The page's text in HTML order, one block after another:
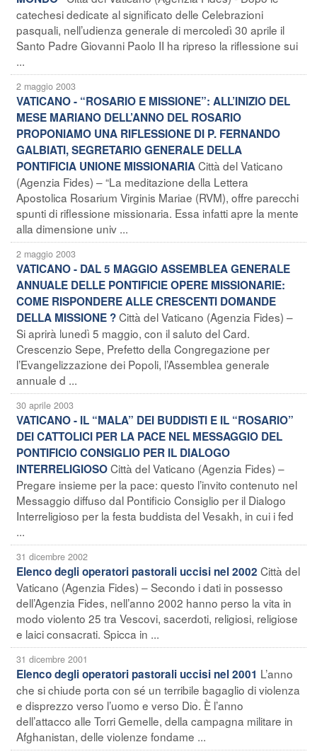
catechesi dedicate al significato delle Celebrazioni
pasquali, nell’udienza generale di mercoledì 30 aprile il
Santo Padre Giovanni Paolo II ha ripreso la riflessione sui
...
2 maggio 2003
VATICANO - “ROSARIO E MISSIONE”: ALL’INIZIO DEL
MESE MARIANO DELL’ANNO DEL ROSARIO
PROPONIAMO UNA RIFLESSIONE DI P. FERNANDO
GALBIATI, SEGRETARIO GENERALE DELLA
PONTIFICIA UNIONE MISSIONARIACittà del Vaticano
(Agenzia Fides) – “La meditazione della Lettera
Apostolica Rosarium Virginis Mariae (RVM), offre parecchi
spunti di riflessione missionaria. Essa infatti apre la mente
alla dimensione univ ...
2 maggio 2003
VATICANO - DAL 5 MAGGIO ASSEMBLEA GENERALE
ANNUALE DELLE PONTIFICIE OPERE MISSIONARIE:
COME RISPONDERE ALLE CRESCENTI DOMANDE
DELLA MISSIONE ?Città del Vaticano (Agenzia Fides) –
Si aprirà lunedì 5 maggio, con il saluto del Card.
Crescenzio Sepe, Prefetto della Congregazione per
l’Evangelizzazione dei Popoli, l’Assemblea generale
annuale d ...
30 aprile 2003
VATICANO - IL “MALA” DEI BUDDISTI E IL “ROSARIO”
DEI CATTOLICI PER LA PACE NEL MESSAGGIO DEL
PONTIFICIO CONSIGLIO PER IL DIALOGO
INTERRELIGIOSOCittà del Vaticano (Agenzia Fides) –
Pregare insieme per la pace: questo l’invito contenuto nel
Messaggio diffuso dal Pontificio Consiglio per il Dialogo
Interreligioso per la festa buddista del Vesakh, in cui i fed
...
31 dicembre 2002
Elenco degli operatori pastorali uccisi nel 2002 Città del
Vaticano (Agenzia Fides) – Secondo i dati in possesso
dell’Agenzia Fides, nell’anno 2002 hanno perso la vita in
modo violento 25 tra Vescovi, sacerdoti, religiosi, religiose
e laici consacrati. Spicca in ...
31 dicembre 2001
Elenco degli operatori pastorali uccisi nel 2001 L’anno
che si chiude porta con sé un terribile bagaglio di violenza
e disprezzo verso l’uomo e verso Dio. È l’anno
dell’attacco alle Torri Gemelle, della campagna militare in
Afghanistan, delle violenze fondame ...